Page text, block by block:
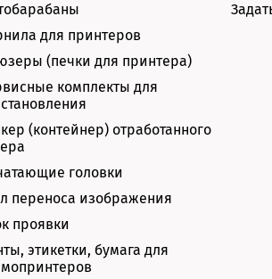
для принтеров
(печки для принтера)
комплекты для
(контейнер) отработанного
головки
переноса изображения
проявки
этикетки, бумага для